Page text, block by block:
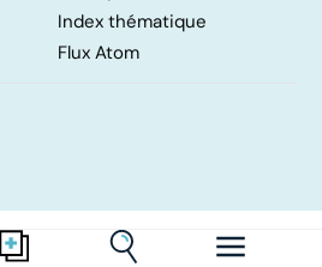
Index thématique
Flux Atom